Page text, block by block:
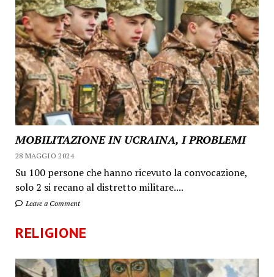
MOBILITAZIONE IN UCRAINA, I PROBLEMI
28 MAGGIO 2024
Su 100 persone che hanno ricevuto la convocazione,
solo 2 si recano al distretto militare....
Leave a Comment
RELIGIONE